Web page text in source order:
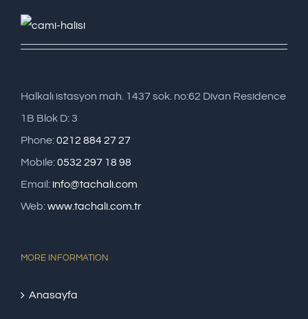
Halkalı istasyon mah. 1437 sok. no:62 Divan Residence
1B Blok D: 3
Phone:0212 884 27 27
Mobile:0532 297 18 98
Email: info@tachali.com
Web:www.tachali.com.tr
MORE INFORMATION
Anasayfa